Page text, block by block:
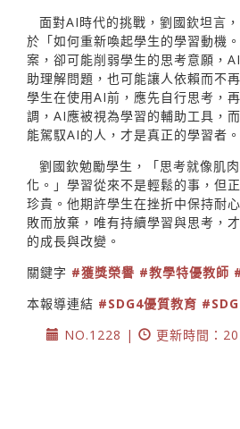
面對AI時代的挑戰，劉國欽坦言
於「如何重新喚起學生的學習動機
案，卻可能削弱學生的思考意願，
助理解問題，也可能讓人依賴而不
學生在使用AI前，應先自行思考，
調，AI應被視為學習的輔助工具，
能駕馭AI的人，才是真正的學習者。
劉國欽勉勵學生，「思考就像肌
化。」學習從來不是輕鬆的事，但
珍貴。他期許學生在挫折中保持耐
敗而放棄，唯有持續學習與思考，
的成長與改變。
關鍵字 #獲獎榮譽 #教學特優教師
本報導連結 #SDG4優質教育
NO.1228 |
更新時間：